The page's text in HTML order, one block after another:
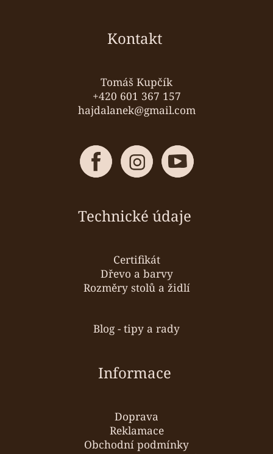
Kontakt
Tomáš Kupčík
+420 601 367 157
hajdalanek@gmail.com
Technické údaje
Certifikát
Dřevo a barvy
Rozměry stolů a židlí
Blog - tipy a rady
Informace
Doprava
Reklamace
Obchodní podmínky